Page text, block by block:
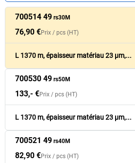
Réf.
Prix / pcs (HT)
Réf.
Prix / pcs (HT)
700514 49 rs30M 1 370
76,90 €
700530 49 rs50M
133,- €
rs22Mp
92,90 €
700514 49 rs30M
76,90 €Prix / pcs (HT)
L 1370 m, épaisseur matériau 23 µm,...
700530 49 rs50M
133,- €Prix / pcs (HT)
L 1370 m, épaisseur matériau 23 µm,...
700521 49 rs40M
82,90 €Prix / pcs (HT)